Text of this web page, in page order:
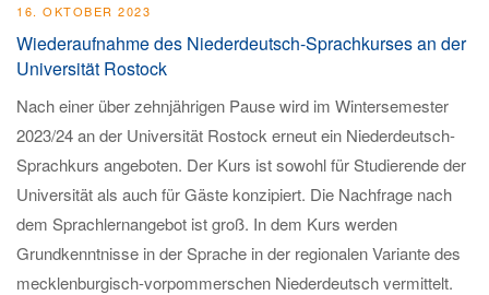
16. OKTOBER 2023
Wiederaufnahme des Niederdeutsch-Sprachkurses an der
Universität Rostock
Nach einer über zehnjährigen Pause wird im Wintersemester
2023/24 an der Universität Rostock erneut ein Niederdeutsch-
Sprachkurs angeboten. Der Kurs ist sowohl für Studierende der
Universität als auch für Gäste konzipiert. Die Nachfrage nach
dem Sprachlernangebot ist groß. In dem Kurs werden
Grundkenntnisse in der Sprache in der regionalen Variante des
mecklenburgisch-vorpommerschen Niederdeutsch vermittelt.